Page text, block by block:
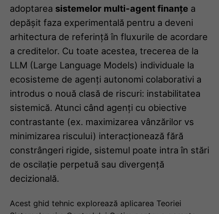
adoptarea sistemelor multi-agent finanțe a
depășit faza experimentală pentru a deveni
arhitectura de referință în fluxurile de acordare
a creditelor. Cu toate acestea, trecerea de la
LLM (Large Language Models) individuale la
ecosisteme de agenți autonomi colaborativi a
introdus o nouă clasă de riscuri: instabilitatea
sistemică. Atunci când agenți cu obiective
contrastante (ex. maximizarea vânzărilor vs
minimizarea riscului) interacționează fără
constrângeri rigide, sistemul poate intra în stări
de oscilație perpetuă sau divergență
decizională.
Acest ghid tehnic explorează aplicarea Teoriei